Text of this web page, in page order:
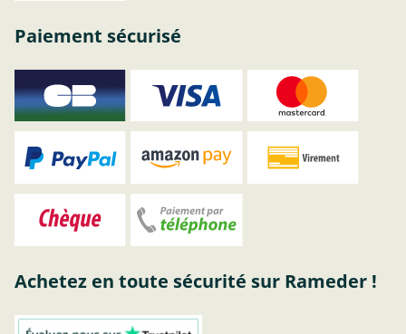
Paiement sécurisé
Achetez en toute sécurité sur Rameder !